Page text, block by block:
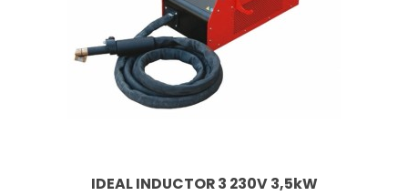
IDEAL INDUCTOR 3 230V 3,5kW